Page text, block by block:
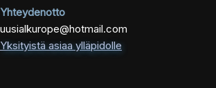
Yhteydenotto
uusialkurope@hotmail.com
Yksityistä asiaa ylläpidolle